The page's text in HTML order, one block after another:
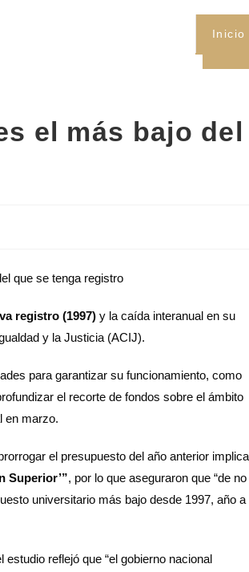
Inicio
el más bajo del
registro (1997) y la caída interanual en su
y la Justicia (ACIJ).
para garantizar su funcionamiento, como
el recorte de fondos sobre el ámbito
en marzo.
el presupuesto del año anterior implica
Superior’”, por lo que aseguraron que “de no
universitario más bajo desde 1997, año a
reflejó que “el gobierno nacional